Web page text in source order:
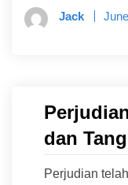
Jack
dan
Perjudian